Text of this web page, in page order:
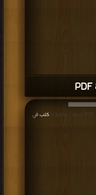
كتب في